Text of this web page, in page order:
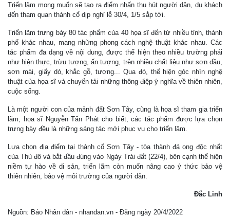
Triển lãm mong muốn sẽ tạo ra điểm nhấn thu hút người dân, du khách
đến tham quan thành cổ dịp nghỉ lễ 30/4, 1/5 sắp tới.
Triển lãm trưng bày 80 tác phẩm của 40 họa sĩ đến từ nhiều tỉnh, thành
phố khác nhau, mang những phong cách nghệ thuật khác nhau. Các
tác phẩm đa dạng về nội dung, được thể hiện theo nhiều trường phái
như hiện thực, trừu tượng, ấn tượng, trên nhiều chất liệu như sơn dầu,
sơn mài, giấy dó, khắc gỗ, tượng... Qua đó, thể hiện góc nhìn nghệ
thuật của họa sĩ và chuyển tải những thông điệp ý nghĩa về thiên nhiên,
cuộc sống.
Là một người con của mảnh đất Sơn Tây, cũng là họa sĩ tham gia triển
lãm, họa sĩ Nguyễn Tấn Phát cho biết, các tác phẩm được lựa chọn
trưng bày đều là những sáng tác mới phục vụ cho triển lãm.
Lựa chọn địa điểm tại thành cổ Sơn Tây - tòa thành đá ong độc nhất
của Thủ đô và bắt đầu đúng vào Ngày Trái đất (22/4), bên cạnh thể hiện
niềm tự hào về di sản, triển lãm còn muốn nâng cao ý thức bảo vệ
thiên nhiên, bảo vệ môi trường của người dân.
Đắc Linh
Nguồn: Báo Nhân dân - nhandan.vn - Đăng ngày 20/4/2022